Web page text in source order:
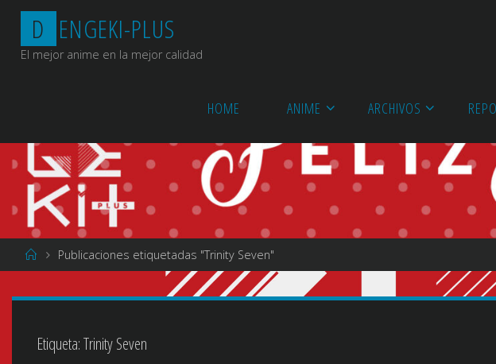
Saltar
contenido
D ENGEKI-PLUS
El mejor anime en la mejor calidad
HOME ANIME ARCHIVOS
Página
de
Publicaciones etiquetadas "Trinity Seven"
Etiqueta:Trinity Seven